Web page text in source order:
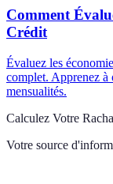
Comment
Crédit
Évaluez les
complet. Apprenez à
mensualités.
Calculez Votre
Votre source